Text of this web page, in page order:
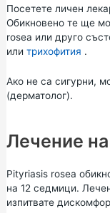
Посетете личен
Обикновено те ще
rosea или друго
или трихофития .
Ако не са сигурни,
(дерматолог).
Лечение
Pityriasis rosea
на 12 седмици.
изпитвате